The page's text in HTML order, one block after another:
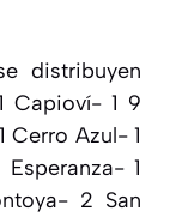
distribuyen
Capioví- 1 9
Cerro Azul- 1
1
2 San